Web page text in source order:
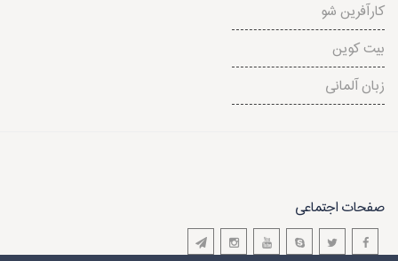
کارآفرین شو
بیت کوین
زبان آلمانی
صفحات اجتماعی